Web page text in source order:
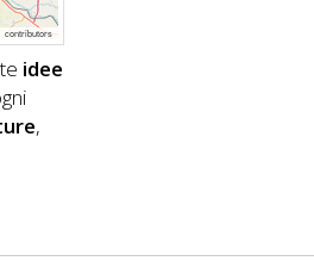
contributors
idee
,